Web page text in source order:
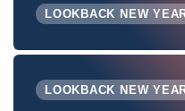
LOOKBACK NEW
LOOKBACK NEW